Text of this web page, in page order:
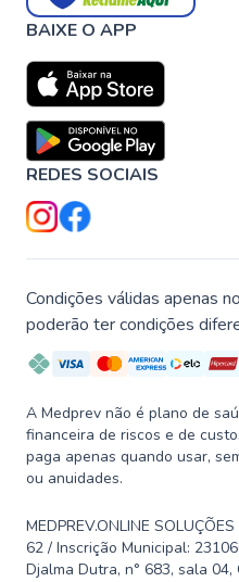
BAIXE O APP
REDES SOCIAIS
Condições válidas apenas
poderão ter condições
A Medprev não é plano de
financeira de riscos e de
paga apenas quando usar,
ou anuidades.
MEDPREV.ONLINE
62 / Inscrição Municipal:
Djalma Dutra, n° 683, sala 04,